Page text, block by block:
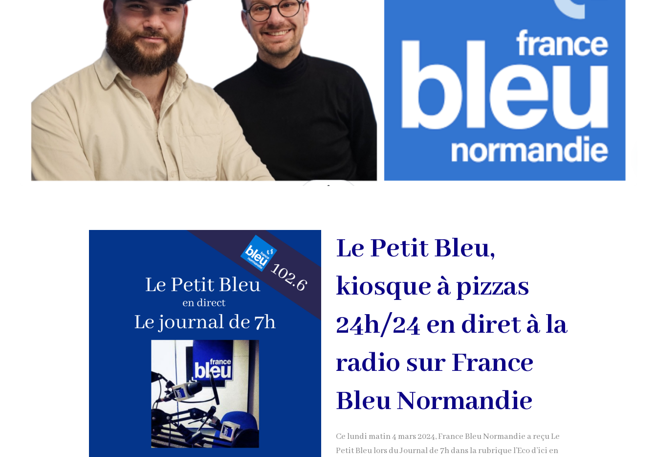
Le Petit Bleu,
kiosque à pizzas
24h/24 en diret à la
radio sur France
Bleu Normandie
Ce lundi matin 4 mars 2024, France Bleu Normandie a reçu Le
Petit Bleu lors du Journal de 7h dans la rubrique l’Eco d’ici en